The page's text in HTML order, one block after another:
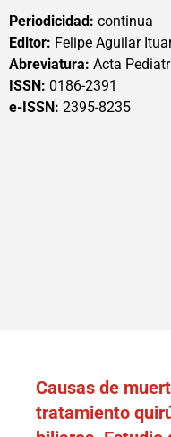
Periodicidad: continua
Editor: Felipe Aguilar
Abreviatura: Acta
ISSN: 0186-2391
e-ISSN: 2395-8235
Causas de
tratamiento